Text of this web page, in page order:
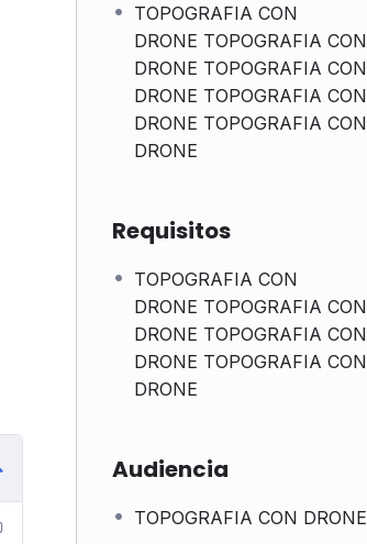
TOPOGRAFIA CON
DRONE TOPOGRAFIA CON
DRONE TOPOGRAFIA CON
DRONE TOPOGRAFIA CON
DRONE TOPOGRAFIA CON
DRONE
Requisitos
TOPOGRAFIA CON
DRONE TOPOGRAFIA CON
DRONE TOPOGRAFIA CON
DRONE TOPOGRAFIA CON
DRONE
Audiencia
TOPOGRAFIA CON DRONE